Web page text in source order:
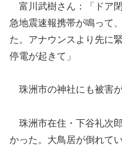
富川武樹さん：「ドア
急地震速報携帯が鳴って
た。アナウンスより先に
停電が起きて」
珠洲市の神社にも被害
珠洲市在住・下谷礼次
かった。大鳥居が倒れて